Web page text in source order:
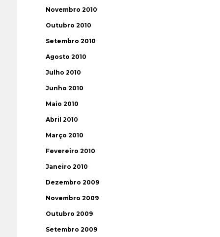
Novembro 2010
Outubro 2010
Setembro 2010
Agosto 2010
Julho 2010
Junho 2010
Maio 2010
Abril 2010
Março 2010
Fevereiro 2010
Janeiro 2010
Dezembro 2009
Novembro 2009
Outubro 2009
Setembro 2009